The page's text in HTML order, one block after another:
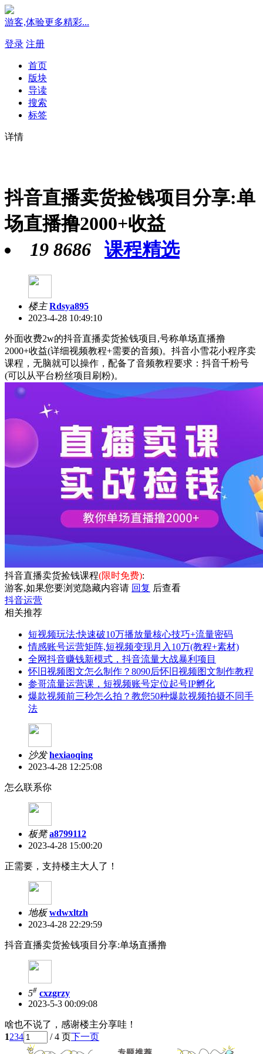
游客,体验更多精彩...
登录 注册
首页
版块
导读
搜索
标签
详情
抖音直播卖货捡钱项目分享:单
场直播撸2000+收益
19 8686 课程精选
楼主 Rdsya895
2023-4-28 10:49:10
外面收费2w的抖音直播卖货捡钱项目,号称单场直播撸
2000+收益(详细视频教程+需要的音频)。抖音小雪花小程序卖
课程，无脑就可以操作，配备了音频教程要求：抖音千粉号
(可以从平台粉丝项目刷粉)。
抖音直播卖货捡钱课程(限时免费):
游客,如果您要浏览隐藏内容请 回复 后查看
抖音运营
相关推荐
短视频玩法:快速破10万播放量核心技巧+流量密码
情感账号运营矩阵,短视频变现月入10万(教程+素材)
全网抖音赚钱新模式，抖音流量大战暴利项目
怀旧视频图文怎么制作？8090后怀旧视频图文制作教程
参哥流量运营课，短视频账号定位起号IP孵化
爆款视频前三秒怎么拍？教您50种爆款视频拍摄不同手
法
沙发 hexiaoqing
2023-4-28 12:25:08
怎么联系你
板凳 a8799112
2023-4-28 15:00:20
正需要，支持楼主大人了！
地板 wdwxltzh
2023-4-28 22:29:59
抖音直播卖货捡钱项目分享:单场直播撸
5# cxzgrzy
2023-5-3 00:09:08
啥也不说了，感谢楼主分享哇！
1234 / 4 页下一页